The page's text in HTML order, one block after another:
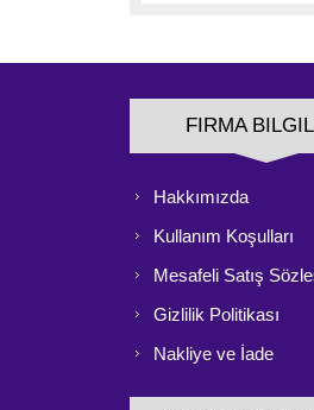
FIRMA
Hakkımızda
Kullanım Koşulları
Mesafeli Satış
Gizlilik Politikası
Nakliye ve İade